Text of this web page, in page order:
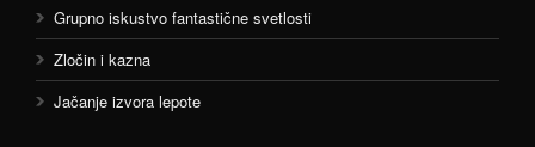
Grupno iskustvo fantastične svetlosti
Zločin i kazna
Jačanje izvora lepote